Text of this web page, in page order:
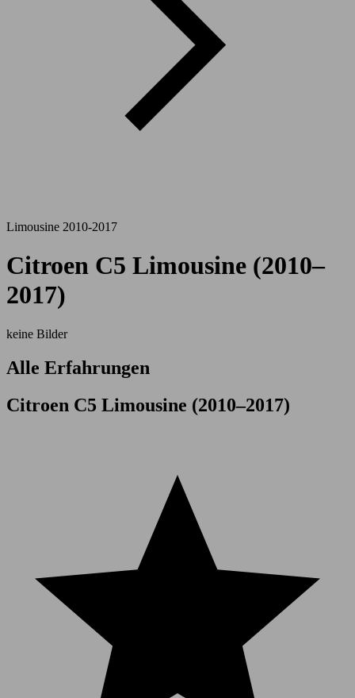
Limousine 2010-2017
Citroen C5 Limousine (2010–
2017)
keine Bilder
Alle Erfahrungen
Citroen C5 Limousine (2010–2017)